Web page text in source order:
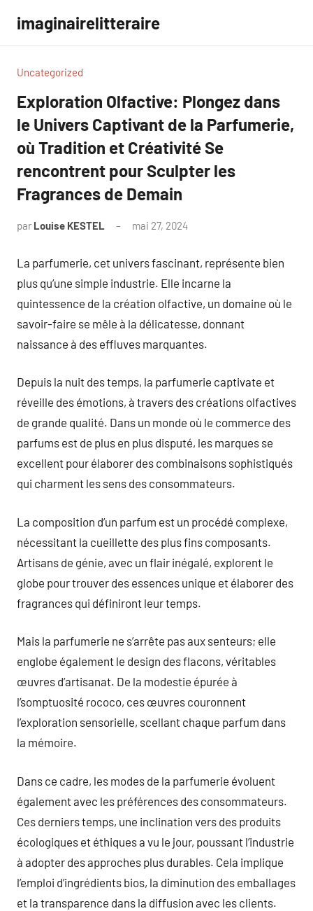
contenu
imaginairelitteraire
Uncategorized
Exploration Olfactive: Plongez dans
le Univers Captivant de la Parfumerie,
où Tradition et Créativité Se
rencontrent pour Sculpter les
Fragrances de Demain
par Louise KESTEL mai 27, 2024
La parfumerie, cet univers fascinant, représente bien
plus qu’une simple industrie. Elle incarne la
quintessence de la création olfactive, un domaine où le
savoir-faire se mêle à la délicatesse, donnant
naissance à des effluves marquantes.
Depuis la nuit des temps, la parfumerie captivate et
réveille des émotions, à travers des créations olfactives
de grande qualité. Dans un monde où le commerce des
parfums est de plus en plus disputé, les marques se
excellent pour élaborer des combinaisons sophistiqués
qui charment les sens des consommateurs.
La composition d’un parfum est un procédé complexe,
nécessitant la cueillette des plus fins composants.
Artisans de génie, avec un flair inégalé, explorent le
globe pour trouver des essences unique et élaborer des
fragrances qui définiront leur temps.
Mais la parfumerie ne s’arrête pas aux senteurs; elle
englobe également le design des flacons, véritables
œuvres d’artisanat. De la modestie épurée à
l’somptuosité rococo, ces œuvres couronnent
l’exploration sensorielle, scellant chaque parfum dans
la mémoire.
Dans ce cadre, les modes de la parfumerie évoluent
également avec les préférences des consommateurs.
Ces derniers temps, une inclination vers des produits
écologiques et éthiques a vu le jour, poussant l’industrie
à adopter des approches plus durables. Cela implique
l’emploi d’ingrédients bios, la diminution des emballages
et la transparence dans la diffusion avec les clients.